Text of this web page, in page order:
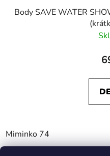
Body SAVE WATER
Miminko 74